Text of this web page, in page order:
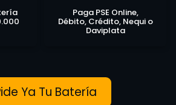
Paga PSE Online,
Débito, Crédito, Nequi o
Daviplata
Ya Tu Batería